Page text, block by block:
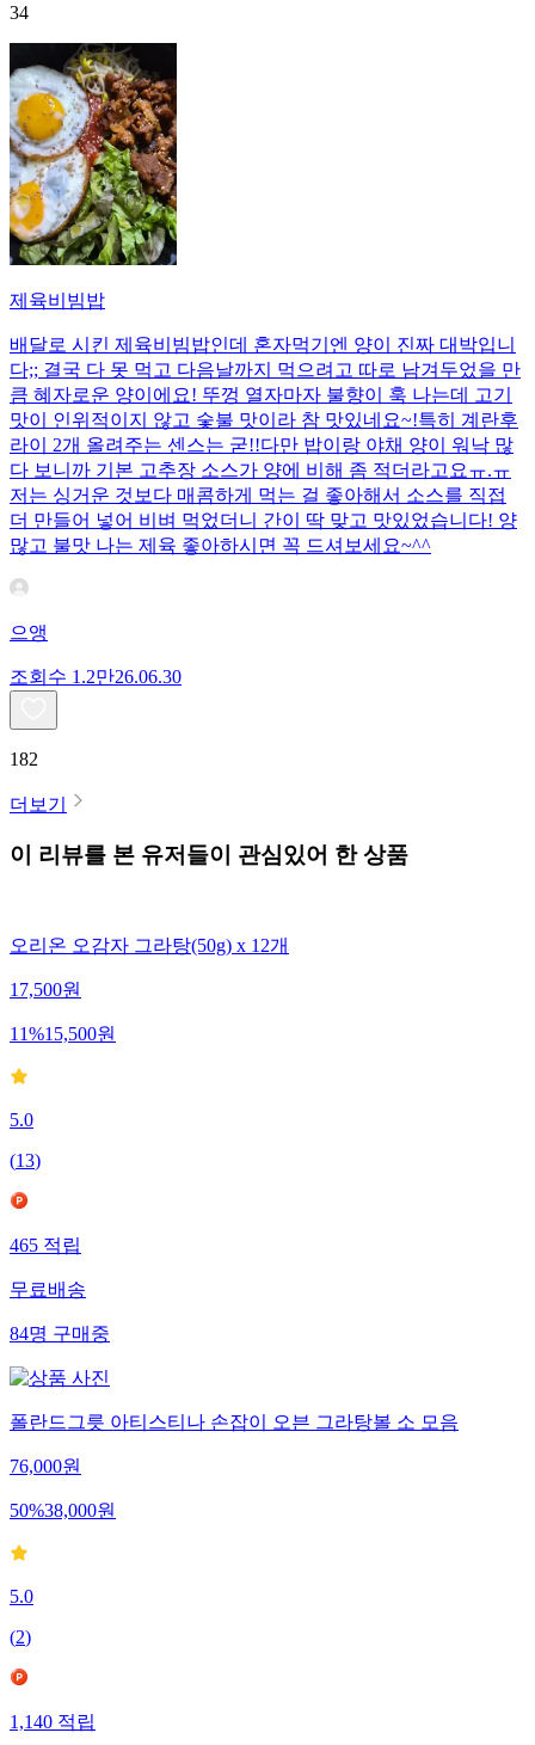
34
제육비빔밥
배달로 시킨 제육비빔밥인데 혼자먹기엔 양이 진짜 대박입니
다;; 결국 다 못 먹고 다음날까지 먹으려고 따로 남겨두었을 만
큼 혜자로운 양이에요! 뚜껑 열자마자 불향이 훅 나는데 고기
맛이 인위적이지 않고 숯불 맛이라 참 맛있네요~!특히 계란후
라이 2개 올려주는 센스는 굳!! ​다만 밥이랑 야채 양이 워낙 많
다 보니까 기본 고추장 소스가 양에 비해 좀 적더라고요ㅠ.ㅠ
저는 싱거운 것보다 매콤하게 먹는 걸 좋아해서 소스를 직접
더 만들어 넣어 비벼 먹었더니 간이 딱 맞고 맛있었습니다! 양
많고 불맛 나는 제육 좋아하시면 꼭 드셔보세요~^^
으앵
조회수 1.2만26.06.30
182
더보기
이 리뷰를 본 유저들이 관심있어 한 상품
오리온 오감자 그라탕(50g) x 12개
17,500원
11%15,500원
5.0
(13)
465 적립
무료배송
84명 구매중
폴란드그릇 아티스티나 손잡이 오븐 그라탕볼 소 모음
76,000원
50%38,000원
5.0
(2)
1,140 적립